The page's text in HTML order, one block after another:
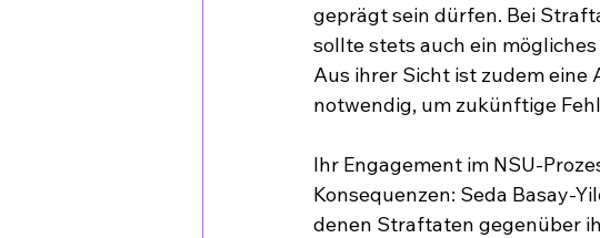
geprägt sein dürfen. Bei
sollte stets auch ein
Aus ihrer Sicht ist zudem eine
notwendig, um zukünftige
Ihr Engagement im NSU-
Konsequenzen: Seda Basay-
denen Straftaten gegenüber